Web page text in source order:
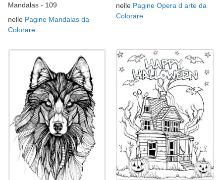
Mandalas - 109
nelle Pagine Mandalas da
Colorare
nelle Pagine Opera d arte da
Colorare